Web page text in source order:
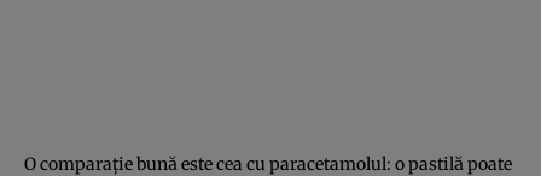
O comparație bună este cea cu paracetamolul: o pastilă poate